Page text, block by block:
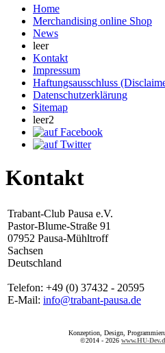
Home
Merchandising online Shop
News
leer
Kontakt
Impressum
Haftungsausschluss
Datenschutzerklärung
Sitemap
leer2
Kontakt
Trabant-Club Pausa e.V.
Pastor-Blume-Straße 91
07952 Pausa-Mühltroff
Sachsen
Deutschland
Telefon: +49 (0) 37432 - 20595
E-Mail: info@trabant-pausa.de
Konzeption, Design,
©2014 - 2026 www.HU-